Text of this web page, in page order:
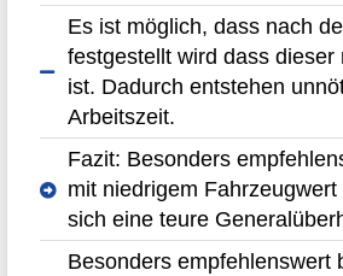
Es ist möglich, dass nach
festgestellt wird dass dieser
ist. Dadurch entstehen
Arbeitszeit.
Fazit: Besonders
mit niedrigem
sich eine teure
Besonders empfehlenswert